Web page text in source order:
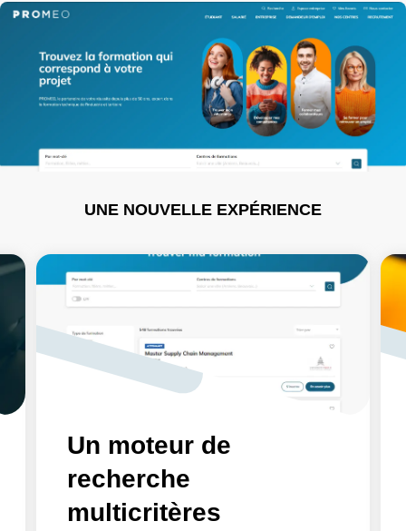
UNE NOUVELLE EXPÉRIENCE
Un moteur de
recherche
multicritères